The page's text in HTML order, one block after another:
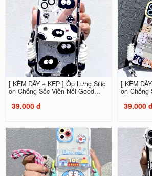
[ KÈM DÂY + KẸP ] Ốp Lưng Silic
on Chống Sốc Viền Nổi Good...
39.000 đ
[ KÈM
on Chống
39.000